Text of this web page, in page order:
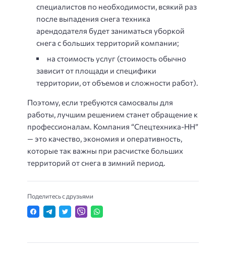
специалистов по необходимости, всякий раз
после выпадения снега техника
арендодателя будет заниматься уборкой
снега с больших территорий компании;
на стоимость услуг (стоимость обычно
зависит от площади и специфики
территории, от объемов и сложности работ).
Поэтому, если требуются самосвалы для
работы, лучшим решением станет обращение к
профессионалам. Компания “Спецтехника-НН”
— это качество, экономия и оперативность,
которые так важны при расчистке больших
территорий от снега в зимний период.
Поделитесь с друзьями